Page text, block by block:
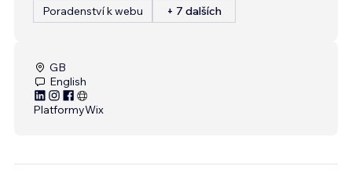
Poradenství k webu
+ 7 dalších
GB
English
PlatformyWix